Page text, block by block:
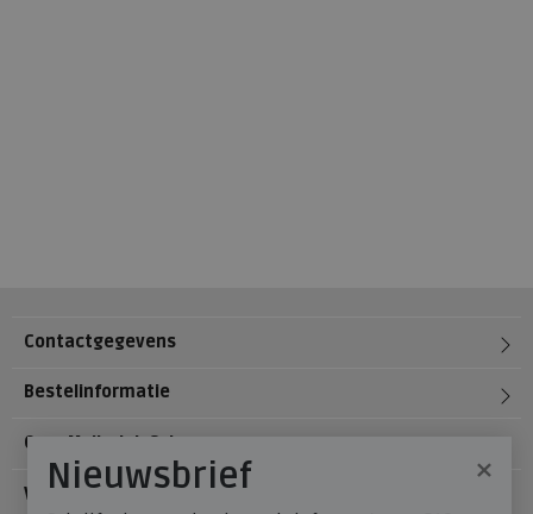
Contactgegevens
Bestelinformatie
Over Meijerink Schoenen
Voetzorg
×
Nieuwsbrief